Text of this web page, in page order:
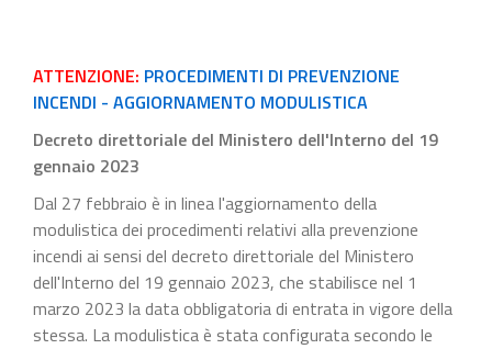
ATTENZIONE: PROCEDIMENTI DI PREVENZIONE
INCENDI - AGGIORNAMENTO MODULISTICA
Decreto direttoriale del Ministero dell'Interno del 19
gennaio 2023
Dal 27 febbraio è in linea l'aggiornamento della
modulistica dei procedimenti relativi alla prevenzione
incendi ai sensi del decreto direttoriale del Ministero
dell'Interno del 19 gennaio 2023, che stabilisce nel 1
marzo 2023 la data obbligatoria di entrata in vigore della
stessa. La modulistica è stata configurata secondo le